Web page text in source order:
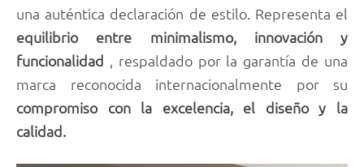
una auténtica declaración de estilo. Representa el
equilibrio entre minimalismo, innovación y
funcionalidad , respaldado por la garantía de una
marca reconocida internacionalmente por su
compromiso con la excelencia, el diseño y la
calidad.